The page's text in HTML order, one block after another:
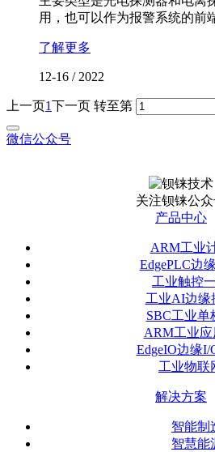
用，也可以作为报警系统的前
了解更多
12-16 / 2022
上一页1下一页 转至第
微信公众号
关注钡铼公
产品中心
ARM工业
EdgePLC边
工业触控
工业AI边缘
SBC工业单
ARM工业
EdgeIO边缘I/
工业物联
解决方案
智能制
智慧能